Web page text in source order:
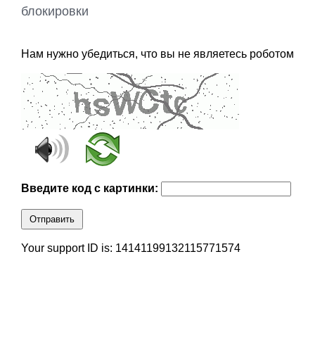
блокировки
Нам нужно убедиться, что вы не являетесь роботом
Введите код с картинки:
Отправить
Your support ID is: 14141199132115771574